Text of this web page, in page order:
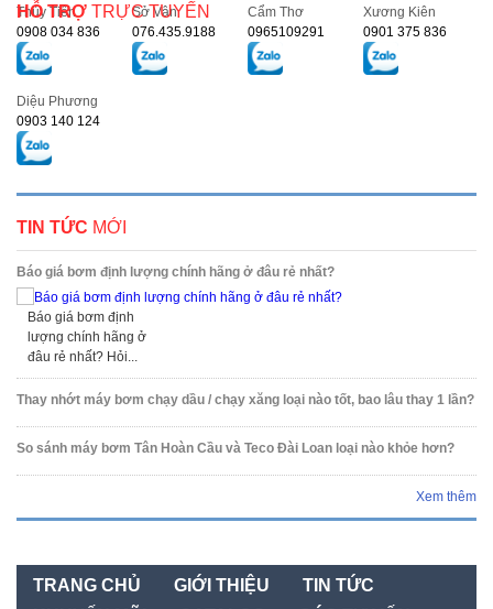
HỖ TRỢ TRỰC TUYẾN
Thủy Tiên
0908 034 836
Sở Vân
076.435.9188
Cẩm Thơ
0965109291
Xương Kiên
0901 375 836
Diệu Phương
0903 140 124
TIN TỨC MỚI
Báo giá bơm định lượng chính hãng ở đâu rẻ nhất?
Báo giá bơm định
lượng chính hãng ở
đâu rẻ nhất? Hỏi...
Thay nhớt máy bơm chạy dầu / chạy xăng loại nào tốt, bao lâu thay 1 lần?
So sánh máy bơm Tân Hoàn Cầu và Teco Đài Loan loại nào khỏe hơn?
Xem thêm
TRANG CHỦ GIỚI THIỆU
TIN TỨC